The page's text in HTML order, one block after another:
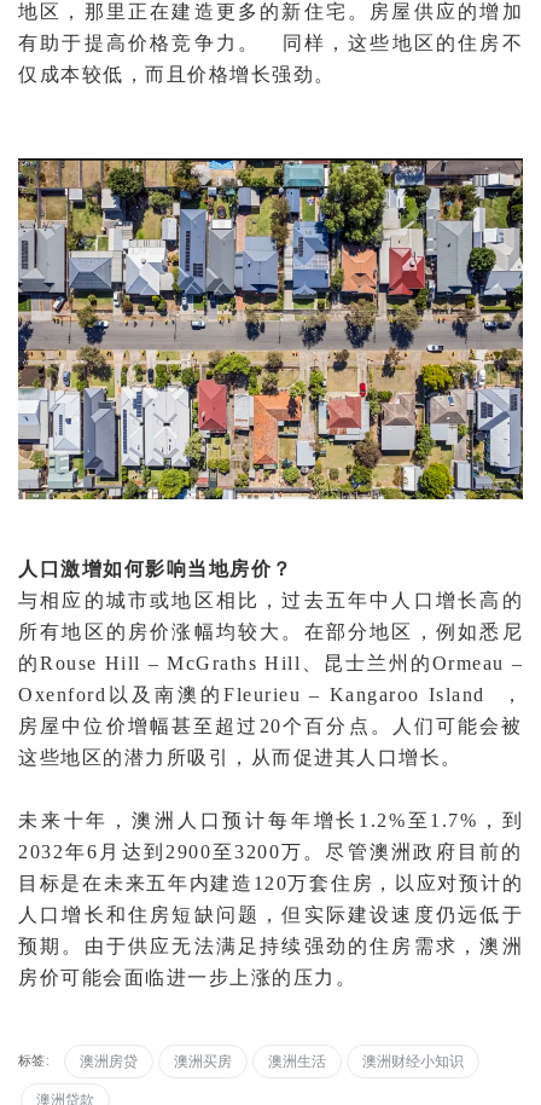
地区，那里正在建造更多的新住宅。房屋供应的增加
有助于提高价格竞争力。 同样，这些地区的住房不
仅成本较低，而且价格增长强劲。
人口激增如何影响当地房价？
与相应的城市或地区相比，过去五年中人口增长高的
所有地区的房价涨幅均较大。在部分地区，例如悉尼
的Rouse Hill – McGraths Hill、昆士兰州的Ormeau –
Oxenford以及南澳的Fleurieu – Kangaroo Island
，
房屋中位价增幅甚至超过20个百分点。人们可能会被
这些地区的潜力所吸引，从而促进其人口增长。
未来十年，澳洲人口预计每年增长1.2%至1.7%，到
2032年6月达到2900至3200万。尽管澳洲政府目前的
目标是在未来五年内建造120万套住房，以应对预计的
人口增长和住房短缺问题，但实际建设速度仍远低于
预期。由于供应无法满足持续强劲的住房需求，澳洲
房价可能会面临进一步上涨的压力。
标签: 澳洲房贷 澳洲买房 澳洲生活 澳洲财经小知识
澳洲贷款